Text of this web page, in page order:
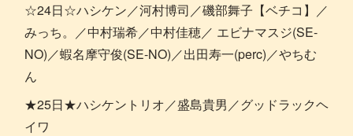
☆24日☆ハシケン／河村博司／磯部舞子【ベチコ】／
みっち。／中村瑞希／中村佳穂／ エビナマスジ(SE-
NO)／蝦名摩守俊(SE-NO)／出田寿一(perc)／やちむ
ん
★25日★ハシケントリオ／盛島貴男／グッドラックヘ
イワ